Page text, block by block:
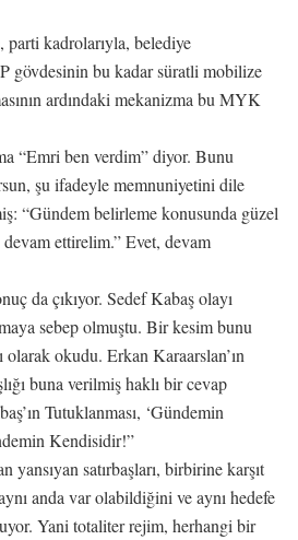
kadrolarıyla, belediye
gövdesinin bu kadar süratli mobilize
ardındaki mekanizma bu MYK
“Emri ben verdim” diyor. Bunu
şu ifadeyle memnuniyetini dile
“Gündem belirleme konusunda güzel
ettirelim.” Evet, devam
da çıkıyor. Sedef Kabaş olayı
sebep olmuştu. Bir kesim bunu
olarak okudu. Erkan Karaarslan’ın
buna verilmiş haklı bir cevap
Tutuklanması, ‘Gündemin
Kendisidir!”
yansıyan satırbaşları, birbirine karşıt
anda var olabildiğini ve aynı hedefe
Yani totaliter rejim, herhangi bir